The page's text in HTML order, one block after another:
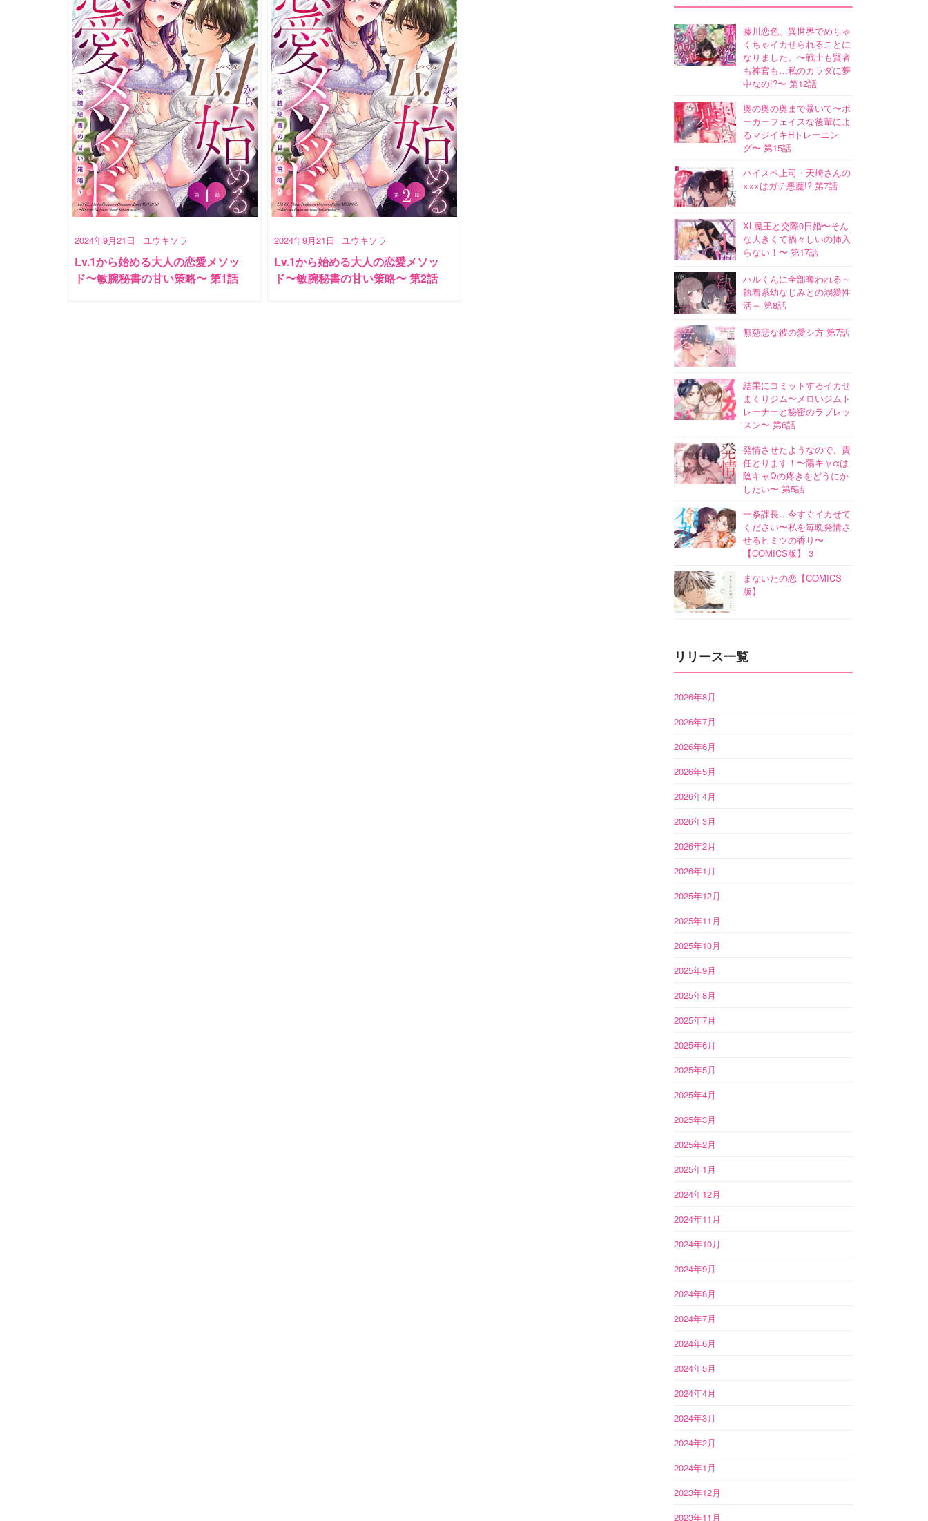
2024年9月21日 ユウキソラ
Lv.1から始める大人の恋愛メソッ
ド〜敏腕秘書の甘い策略〜 第1話
2024年9月21日 ユウキソラ
Lv.1から始める大人の恋愛メソッ
ド〜敏腕秘書の甘い策略〜 第2話
藤川恋色、異世界でめちゃ
くちゃイカせられることに
なりました。〜戦士も賢者
も神官も…私のカラダに夢
中なの!?〜 第12話
奥の奥の奥まで暴いて〜ポ
ーカーフェイスな後輩によ
るマジイキHトレーニン
グ〜 第15話
ハイスペ上司・天崎さんの
×××はガチ悪魔!? 第7話
XL魔王と交際0日婚〜そん
な大きくて禍々しいの挿入
らない！〜 第17話
ハルくんに全部奪われる～
執着系幼なじみとの溺愛性
活～ 第8話
無慈悲な彼の愛シ方 第7話
結果にコミットするイカせ
まくりジム〜メロいジムト
レーナーと秘密のラブレッ
スン〜 第6話
発情させたようなので、責
任とります！〜陽キャαは
陰キャΩの疼きをどうにか
したい〜 第5話
一条課長…今すぐイカせて
ください〜私を毎晩発情さ
せるヒミツの香り〜
【COMICS版】 3
まないたの恋【COMICS
版】
リリース一覧
2026年8月
2026年7月
2026年6月
2026年5月
2026年4月
2026年3月
2026年2月
2026年1月
2025年12月
2025年11月
2025年10月
2025年9月
2025年8月
2025年7月
2025年6月
2025年5月
2025年4月
2025年3月
2025年2月
2025年1月
2024年12月
2024年11月
2024年10月
2024年9月
2024年8月
2024年7月
2024年6月
2024年5月
2024年4月
2024年3月
2024年2月
2024年1月
2023年12月
2023年11月